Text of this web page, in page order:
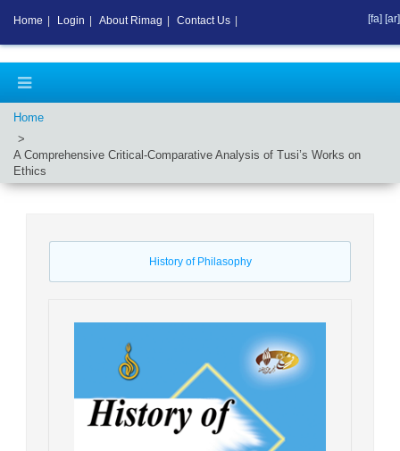
Home
A Comprehensive Critical-Comparative Analysis of Tusi’s Works on
Ethics
History of Philasophy
Home Login About Rimag Contact Us [fa] [ar]